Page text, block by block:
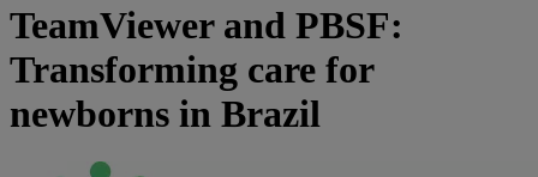
TeamViewer and PBSF:
Transforming care for
newborns in Brazil